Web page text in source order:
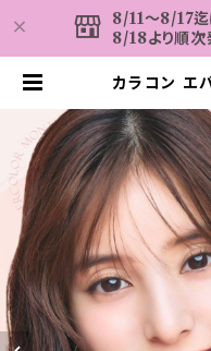
8/11～8/17迄
8/18より順次
カラコン エ
無料 マンス
度なし 度あ
| カラ